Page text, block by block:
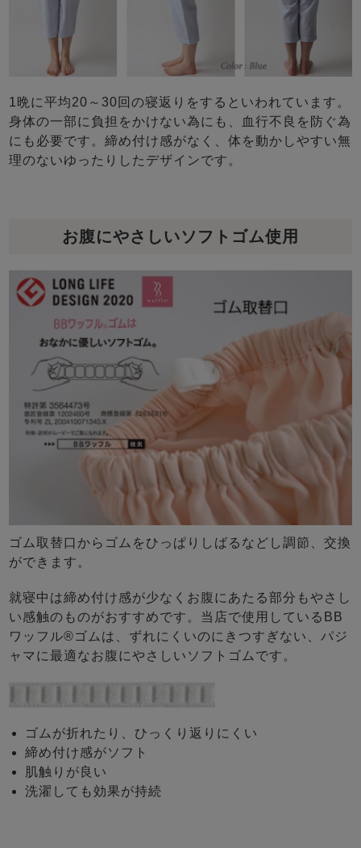
1晩に平均20～30回の寝返りをするといわれています。
身体の一部に負担をかけない為にも、血行不良を防ぐ為
にも必要です。締め付け感がなく、体を動かしやすい無
理のないゆったりしたデザインです。
お腹にやさしいソフトゴム使用
ゴム取替口からゴムをひっぱりしばるなどし調節、交換
ができます。
就寝中は締め付け感が少なくお腹にあたる部分もやさし
い感触のものがおすすめです。当店で使用しているBB
ワッフル®ゴムは、ずれにくいのにきつすぎない、パジ
ャマに最適なお腹にやさしいソフトゴムです。
ゴムが折れたり、ひっくり返りにくい
締め付け感がソフト
肌触りが良い
洗濯しても効果が持続